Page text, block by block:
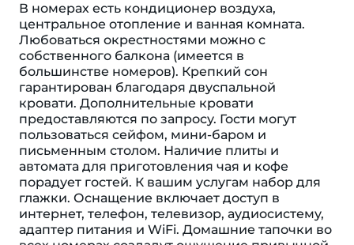
В номерах есть кондиционер воздуха,
центральное отопление и ванная комната.
Любоваться окрестностями можно с
собственного балкона (имеется в
большинстве номеров). Крепкий сон
гарантирован благодаря двуспальной
кровати. Дополнительные кровати
предоставляются по запросу. Гости могут
пользоваться сейфом, мини-баром и
письменным столом. Наличие плиты и
автомата для приготовления чая и кофе
порадует гостей. К вашим услугам набор для
глажки. Оснащение включает доступ в
интернет, телефон, телевизор, аудиосистему,
адаптер питания и WiFi. Домашние тапочки во